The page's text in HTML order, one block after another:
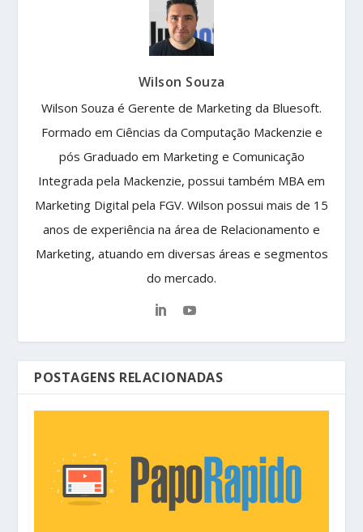
Wilson Souza
Wilson Souza é Gerente de Marketing da Bluesoft.
Formado em Ciências da Computação Mackenzie e
pós Graduado em Marketing e Comunicação
Integrada pela Mackenzie, possui também MBA em
Marketing Digital pela FGV. Wilson possui mais de 15
anos de experiência na área de Relacionamento e
Marketing, atuando em diversas áreas e segmentos
do mercado.
POSTAGENS RELACIONADAS